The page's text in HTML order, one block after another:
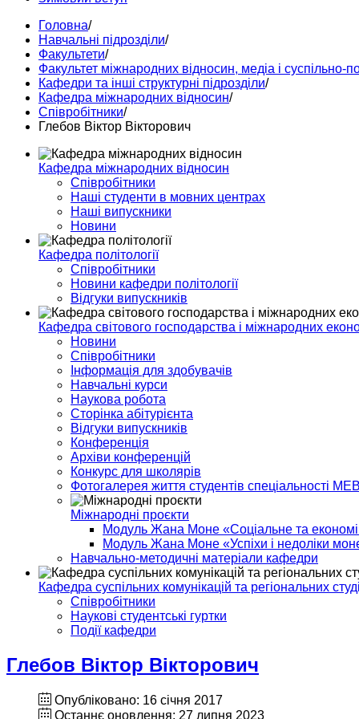
Головна/
Навчальні підрозділи/
Факультети/
Факультет міжнародних відносин, медіа і суспільно-
Кафедри та інші структурні підрозділи/
Кафедра міжнародних відносин/
Співробітники/
Глебов Віктор Вікторович
Кафедра міжнародних відносин
Співробітники
Наші студенти в мовних центрах
Наші випускники
Новини
Кафедра політології
Співробітники
Новини кафедри політології
Відгуки випускників
Кафедра світового господарства і міжнародних
Новини
Співробітники
Інформація для здобувачів
Навчальні курси
Наукова робота
Сторінка абітурієнта
Відгуки випускників
Конференція
Архіви конференцій
Конкурс для школярів
Фотогалерея життя студентів спеціальності
Міжнародні проєкти
Модуль Жана Моне «Соціальне та
Модуль Жана Моне «Успіхи і недоліки
Навчально-методичні матеріали кафедри
Кафедра суспільних комунікацій та регіональних
Співробітники
Наукові студентські гуртки
Події кафедри
Глебов Віктор Вікторович
Опубліковано: 16 січня 2017
Останнє оновлення: 27 липня 2023